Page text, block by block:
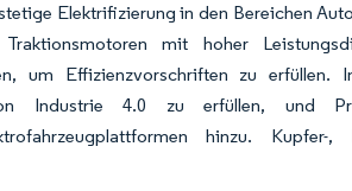
Elektrifizierung in den Bereichen
mit hoher
um Effizienzvorschriften zu erfüllen.
Industrie 4.0 zu erfüllen, und
hinzu. Kupfer-,